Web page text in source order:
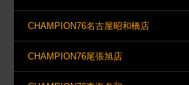
CHAMPION76名古屋昭和橋店
CHAMPION76尾張旭店